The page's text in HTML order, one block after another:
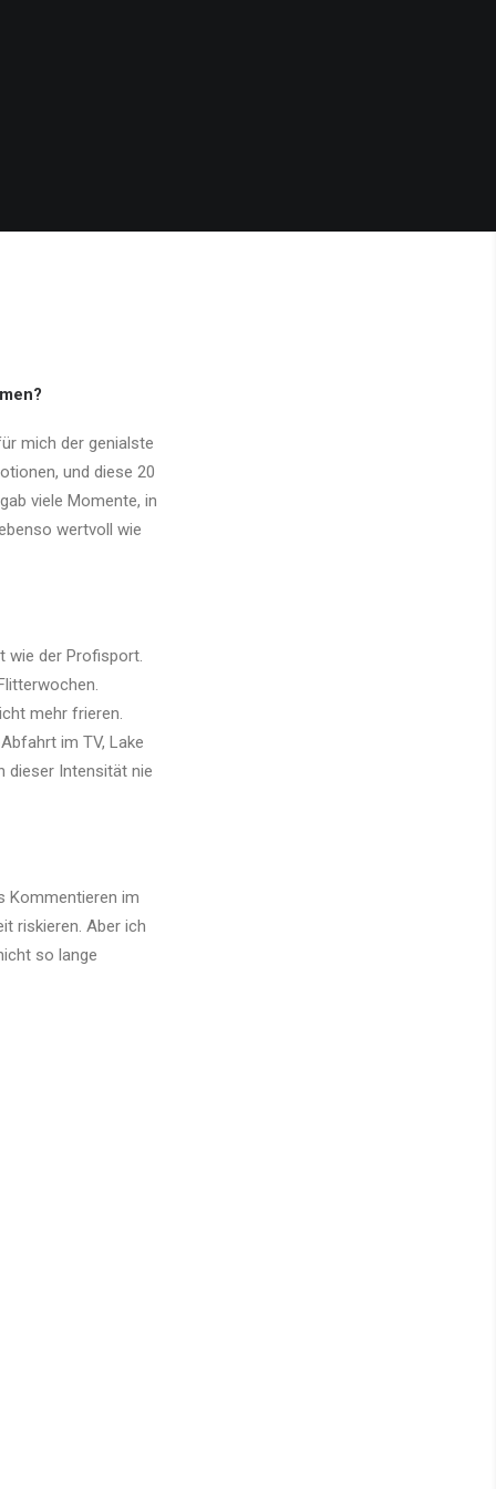
mich der genialste
und diese 20
viele Momente, in
wertvoll wie
wie der Profisport.
mehr frieren.
im TV, Lake
dieser Intensität nie
Kommentieren im
riskieren. Aber ich
so lange